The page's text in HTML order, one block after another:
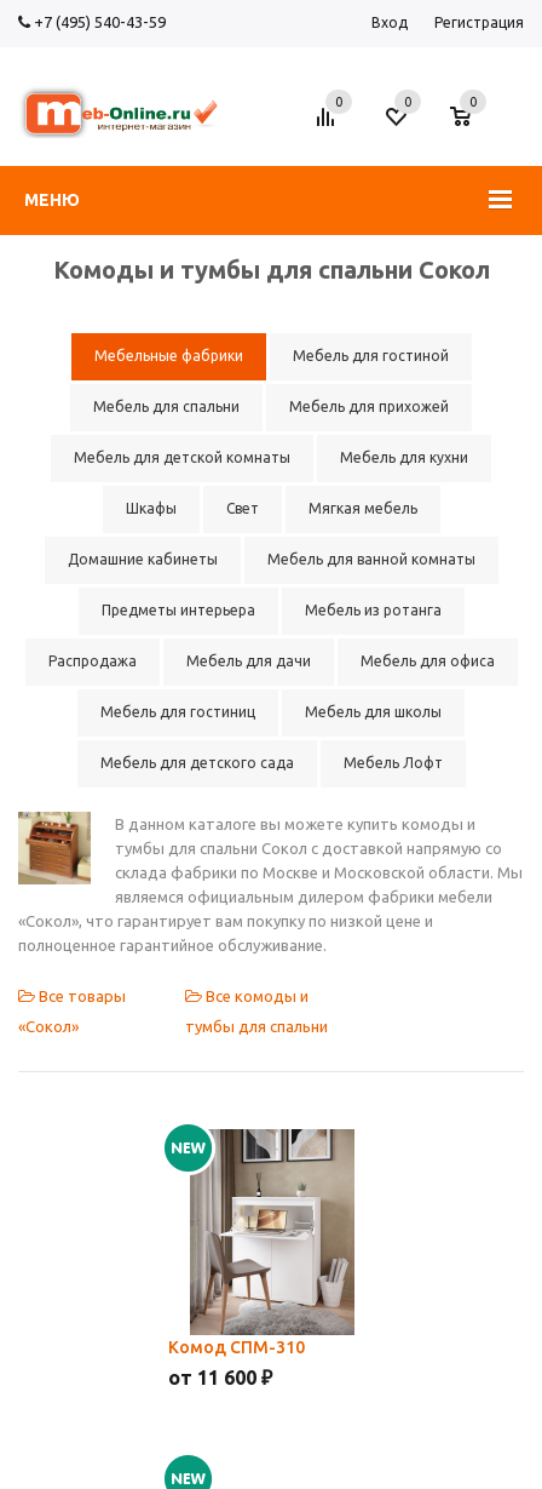
+7 (495) 540-43-59 Вход Регистрация
МЕНЮ
0 0
0
Комоды и тумбы для спальни Сокол
Мебельные фабрики Мебель для гостиной
Мебель для спальни Мебель для прихожей
Мебель для детской комнаты Мебель для кухни
Шкафы Свет Мягкая мебель
Домашние кабинеты Мебель для ванной комнаты
Предметы интерьера Мебель из ротанга
Распродажа Мебель для дачи Мебель для офиса
Мебель для гостиниц Мебель для школы
Мебель для детского сада Мебель Лофт
В данном каталоге вы можете купить комоды и
тумбы для спальни Сокол с доставкой напрямую со
склада фабрики по Москве и Московской области. Мы
являемся официальным дилером фабрики мебели
«Сокол», что гарантирует вам покупку по низкой цене и
полноценное гарантийное обслуживание.
Все товары
«Сокол»
Все комоды и
тумбы для спальни
Комод СПМ-310
от 11 600 ₽